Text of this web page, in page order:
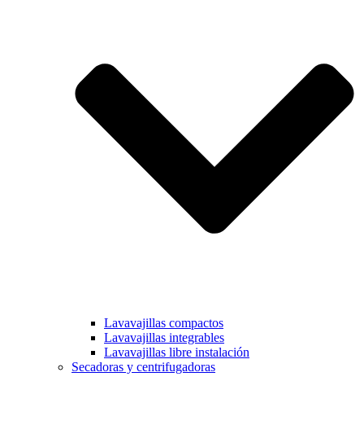
Lavavajillas compactos
Lavavajillas integrables
Lavavajillas libre instalación
Secadoras y centrifugadoras